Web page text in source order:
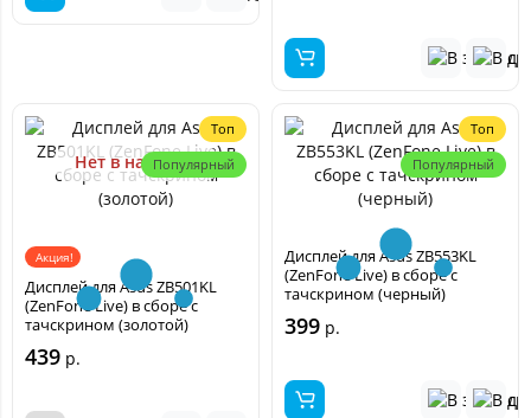
Топ
Популярный
Нет в наличии
Акция!
Дисплей для Asus ZB501KL
(ZenFone Live) в сборе с
тачскрином (золотой)
439 р.
Топ
Популярный
Дисплей для Asus ZB553KL
(ZenFone Live) в сборе с
тачскрином (черный)
399 р.